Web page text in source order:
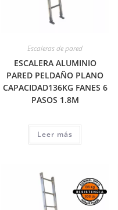
Escaleras de pared
ESCALERA ALUMINIO
PARED PELDAÑO PLANO
CAPACIDAD136KG FANES 6
PASOS 1.8M
Leer más